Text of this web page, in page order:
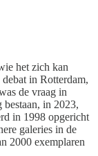
het zich kan
in Rotterdam,
de vraag in
in 2023,
in 1998 opgericht
galeries in de
2000 exemplaren